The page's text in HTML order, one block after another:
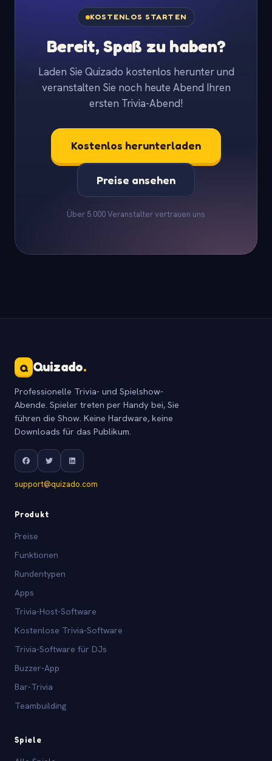
KOSTENLOS STARTEN
Bereit, Spaß zu haben?
Laden Sie Quizado kostenlos herunter und
veranstalten Sie noch heute Abend Ihren
ersten Trivia-Abend!
Kostenlos herunterladen
Preise ansehen
Über 5.000 Veranstalter vertrauen uns
Q Quizado.
Professionelle Trivia- und Spielshow-
Abende. Spieler treten per Handy bei, Sie
führen die Show. Keine Hardware, keine
Downloads für das Publikum.
support@quizado.com
Produkt
Preise
Funktionen
Rundentypen
Apps
Trivia-Host-Software
Kostenlose Trivia-Software
Trivia-Software für DJs
Buzzer-App
Bar-Trivia
Teambuilding
Spiele